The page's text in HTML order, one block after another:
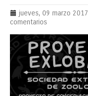
jueves, 09 marzo 2017
comentarios